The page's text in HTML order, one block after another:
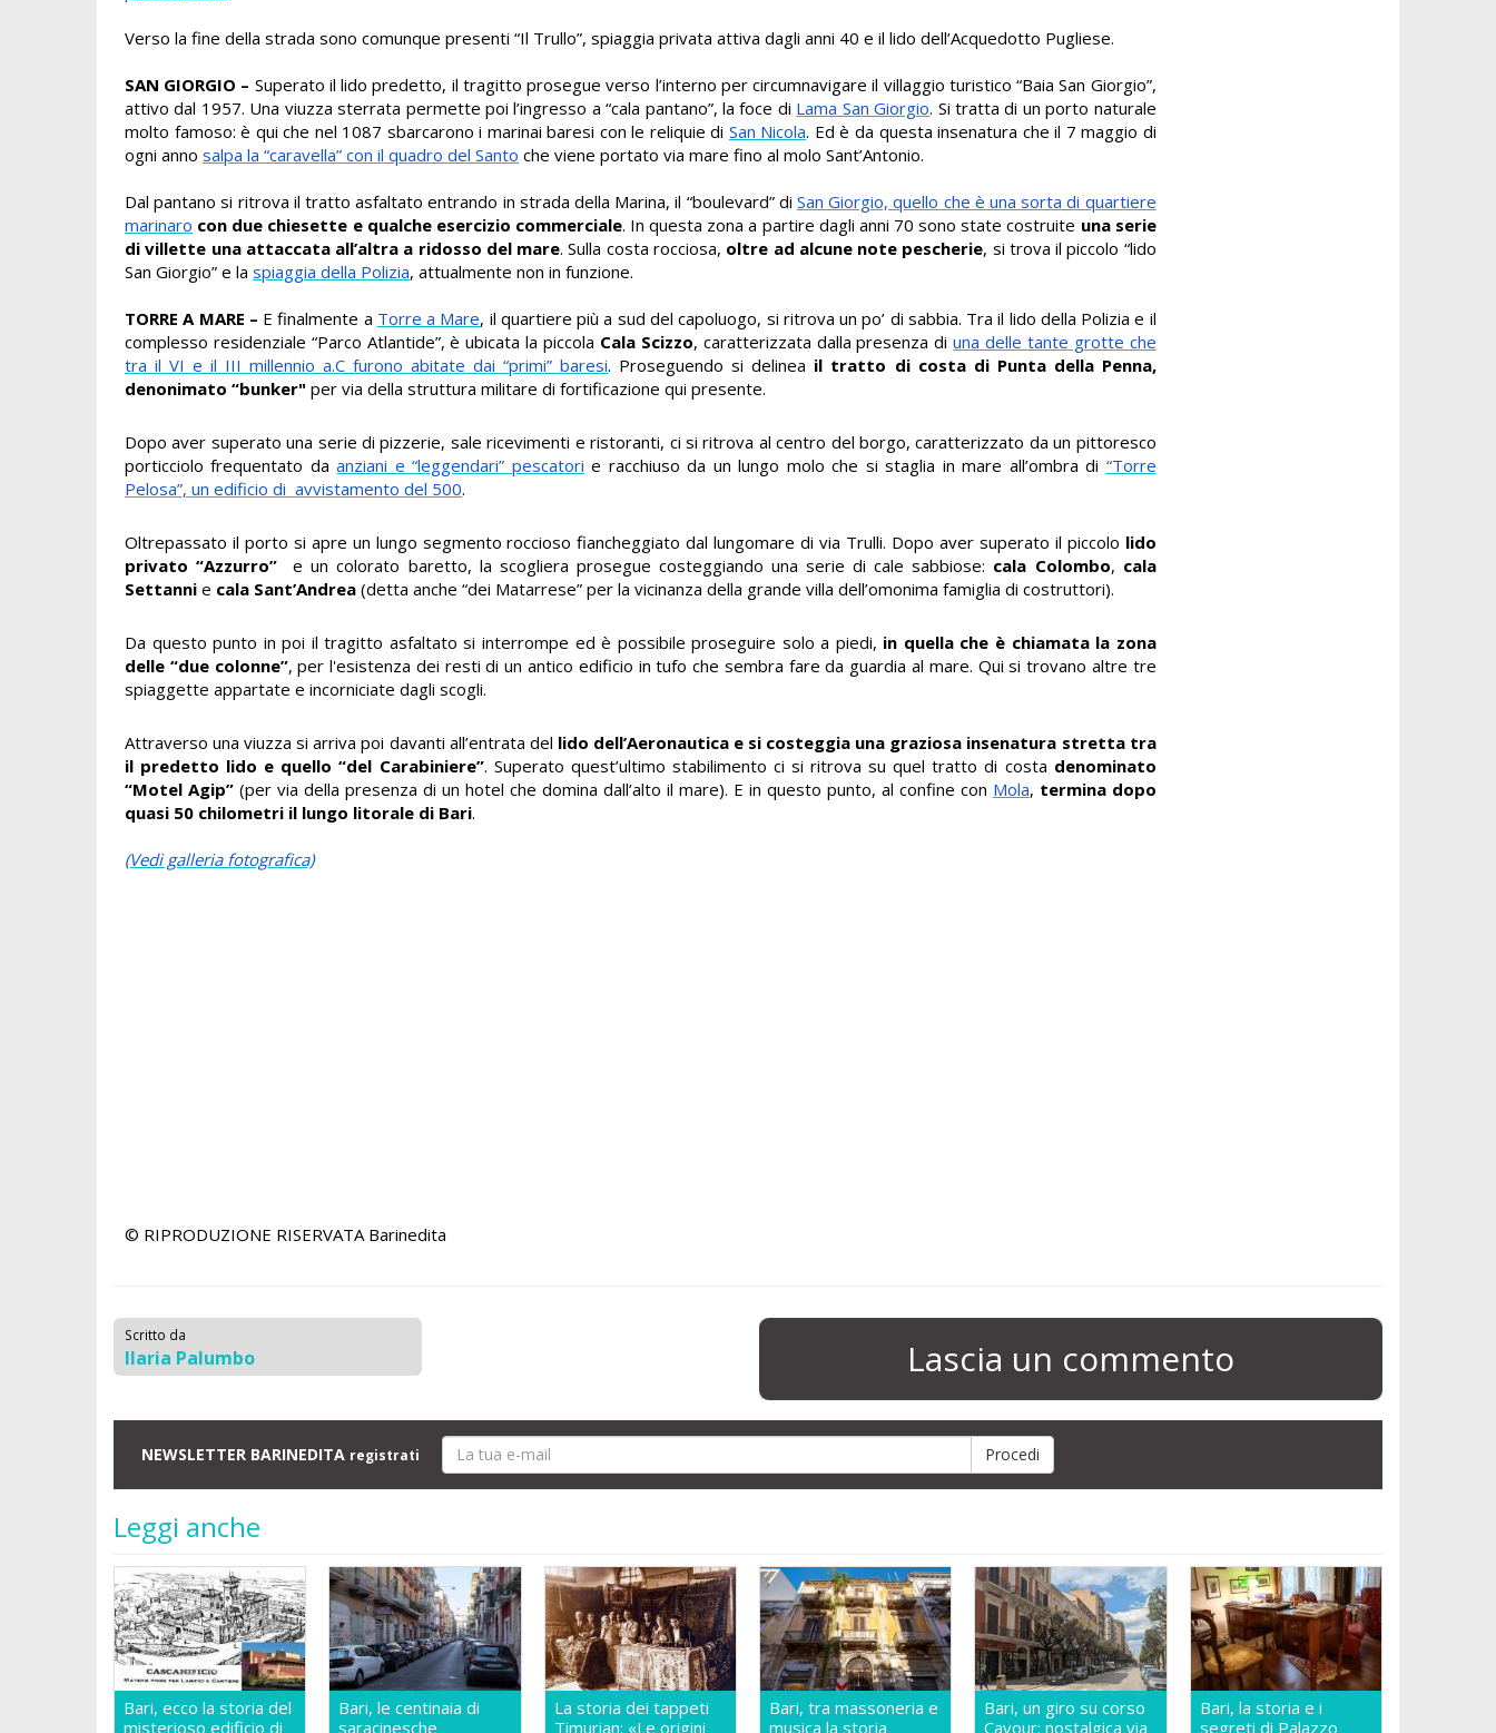
Verso la fine della strada sono comunque presenti “Il Trullo”, spiaggia privata attiva dagli anni 40 e il lido dell’Acquedotto Pugliese.
SAN GIORGIO – Superato il lido predetto, il tragitto prosegue verso l’interno per circumnavigare il villaggio turistico “Baia San Giorgio”,
attivo dal 1957. Una viuzza sterrata permette poi l’ingresso a “cala pantano”, la foce di Lama San Giorgio. Si tratta di un porto naturale
molto famoso: è qui che nel 1087 sbarcarono i marinai baresi con le reliquie di San Nicola. Ed è da questa insenatura che il 7 maggio di
ogni anno salpa la “caravella” con il quadro del Santo che viene portato via mare fino al molo Sant’Antonio.
Dal pantano si ritrova il tratto asfaltato entrando in strada della Marina, il “boulevard” diSan Giorgio, quello che è una sorta di quartiere
marinaro con due chiesette e qualche esercizio commerciale. In questa zona a partire dagli anni 70 sono state costruite una serie
di villette una attaccata all’altra a ridosso del mare. Sulla costa rocciosa, oltre ad alcune note pescherie, si trova il piccolo “lido
San Giorgio” e la spiaggia della Polizia, attualmente non in funzione.
TORRE A MARE – E finalmente a Torre a Mare, il quartiere più a sud del capoluogo, si ritrova un po’ di sabbia. Tra il lido della Polizia e il
complesso residenziale “Parco Atlantide”, è ubicata la piccola Cala Scizzo, caratterizzata dalla presenza diuna delle tante grotte che
tra il VI e il III millennio a.C furono abitate dai “primi” baresi. Proseguendo si delinea il tratto di costa di Punta della Penna,
denonimato “bunker" per via della struttura militare di fortificazione qui presente.
Dopo aver superato una serie di pizzerie, sale ricevimenti e ristoranti, ci si ritrova al centro del borgo, caratterizzato da un pittoresco
porticciolo frequentato daanziani e “leggendari” pescatori e racchiuso da un lungo molo che si staglia in mare all’ombra di “Torre
Pelosa”, un edificio di avvistamento del 500.
Oltrepassato il porto si apre un lungo segmento roccioso fiancheggiato dal lungomare di via Trulli. Dopo aver superato il piccolo lido
privato “Azzurro”e un colorato baretto, la scogliera prosegue costeggiando una serie di cale sabbiose: cala Colombo, cala
Settanni e cala Sant’Andrea (detta anche “dei Matarrese” per la vicinanza della grande villa dell’omonima famiglia di costruttori).
Da questo punto in poi il tragitto asfaltato si interrompe ed è possibile proseguire solo a piedi, in quella che è chiamata la zona
delle “due colonne”, per l'esistenza dei resti di un antico edificio in tufo che sembra fare da guardia al mare. Qui si trovano altre tre
spiaggette appartate e incorniciate dagli scogli.
Attraverso una viuzza si arriva poi davanti all’entrata del lido dell’Aeronautica e si costeggia una graziosa insenatura stretta tra
il predetto lido e quello “del Carabiniere”. Superato quest’ultimo stabilimento ci si ritrova su quel tratto di costa denominato
“Motel Agip” (per via della presenza di un hotel che domina dall’alto il mare). E in questo punto, al confine con Mola, termina dopo
quasi 50 chilometri il lungo litorale di Bari.
(Vedi galleria fotografica)
© RIPRODUZIONE RISERVATA Barinedita
Scritto da
Ilaria Palumbo Lascia un commento
NEWSLETTER BARINEDITA registrati
Leggi anche
Bari, ecco la storia del
misterioso edificio di
Bari, le centinaia di
saracinesche
La storia dei tappeti
Timurian: «Le origini
Bari, tra massoneria e
musica la storia
Bari, un giro su corso
Cavour: nostalgica via
Bari, la storia e i
segreti di Palazzo